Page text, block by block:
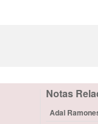
Notas
Adal